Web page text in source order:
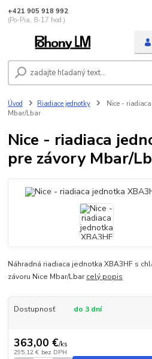
+421 905 918 992
(Po-Pia, 8-17 hod.)
Úvod Riadiace jednotky
Nice -
Mbar/Lbar
Nice - riadiaca
pre závory Mbar/
Náhradná riadiaca jednotka XBA3HF s
závoru Nice Mbar/Lbarcelý popis
Dostupnosť do 3 dní
363,00 €/ks
295,12 € bez DPH